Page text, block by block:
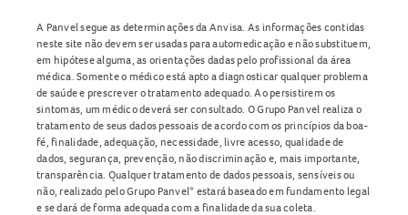
A Panvel segue as determinações da Anvisa. As informações contidas
neste site não devem ser usadas para automedicação e não substituem,
em hipótese alguma, as orientações dadas pelo profissional da área
médica. Somente o médico está apto a diagnosticar qualquer problema
de saúde e prescrever o tratamento adequado. Ao persistirem os
sintomas, um médico deverá ser consultado. O Grupo Panvel realiza o
tratamento de seus dados pessoais de acordo com os princípios da boa-
fé, finalidade, adequação, necessidade, livre acesso, qualidade de
dados, segurança, prevenção, não discriminação e, mais importante,
transparência. Qualquer tratamento de dados pessoais, sensíveis ou
não, realizado pelo Grupo Panvel* estará baseado em fundamento legal
e se dará de forma adequada com a finalidade da sua coleta.